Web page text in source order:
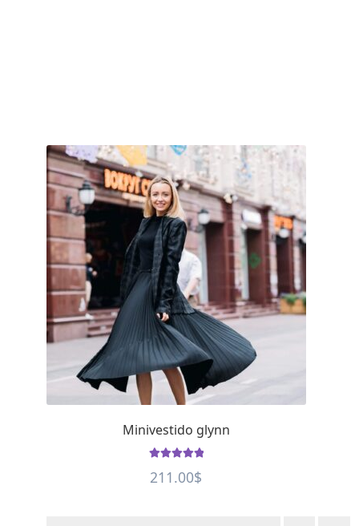
Minivestido glynn
5
211.00$